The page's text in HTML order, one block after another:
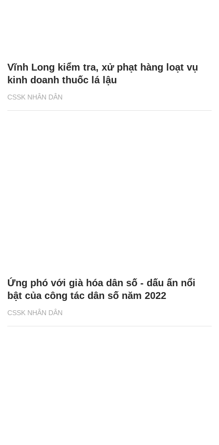
CSSK NHÂN DÂN
Vĩnh Long kiểm tra, xử phạt hàng loạt vụ
kinh doanh thuốc lá lậu
CSSK NHÂN DÂN
Ứng phó với già hóa dân số - dấu ấn nổi
bật của công tác dân số năm 2022